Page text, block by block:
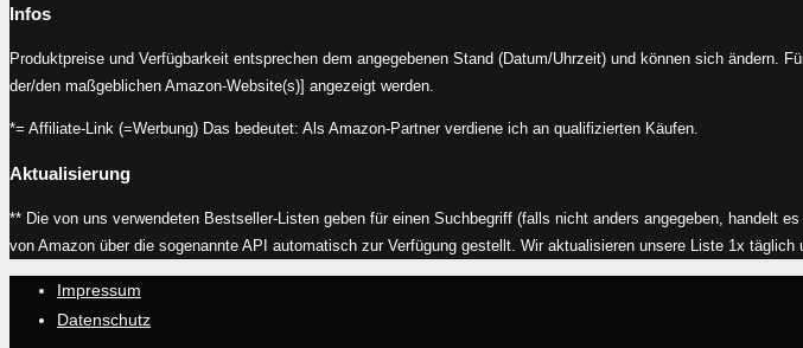
Infos
Produktpreise und Verfügbarkeit entsprechen dem angegebenen Stand (Datum/Uhrzeit) und können sich
der/den maßgeblichen Amazon-Website(s)] angezeigt werden.
*= Affiliate-Link (=Werbung) Das bedeutet: Als Amazon-Partner verdiene ich an qualifizierten Käufen.
Aktualisierung
** Die von uns verwendeten Bestseller-Listen geben für einen Suchbegriff (falls nicht anders angegeben, handelt
von Amazon über die sogenannte API automatisch zur Verfügung gestellt. Wir aktualisieren unsere Liste 1x
Impressum
Datenschutz